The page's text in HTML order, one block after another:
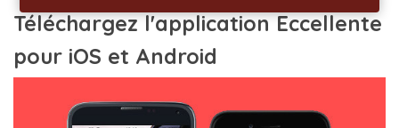
Téléchargez l'application Eccellente
pour iOS et Android